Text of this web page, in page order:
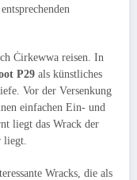
Ċirkewwa reisen. In
P29 als künstliches
Vor der Versenkung
einfachen Ein- und
liegt das Wrack der
liegt.
Wracks, die als